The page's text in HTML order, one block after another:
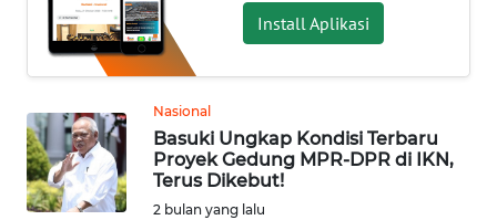
Install Aplikasi
Nasional
Basuki Ungkap Kondisi Terbaru
Proyek Gedung MPR-DPR di IKN,
Terus Dikebut!
2 bulan yang lalu
PERISTIWA
TOKOH
OPINI
Informasi